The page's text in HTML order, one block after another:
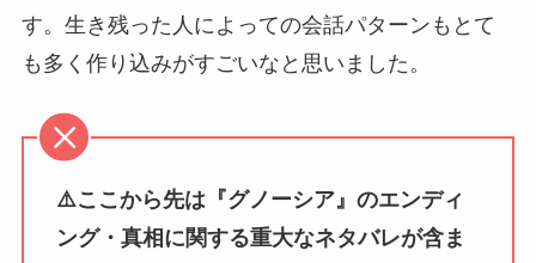
す。生き残った人によっての会話パターンもとて
も多く作り込みがすごいなと思いました。
⚠️ここから先は『グノーシア』のエンディ
ング・真相に関する重大なネタバレが含ま